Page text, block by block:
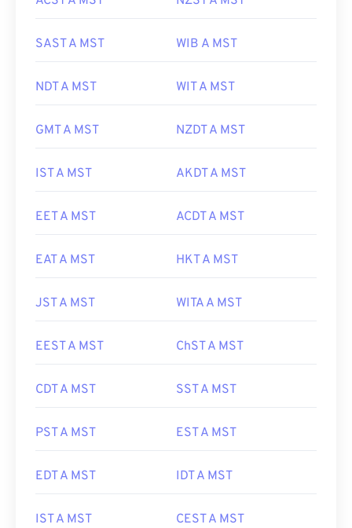
SAST A MST WIB A MST
NDT A MST WIT A MST
GMT A MST NZDT A MST
IST A MST AKDT A MST
EET A MST ACDT A MST
EAT A MST HKT A MST
JST A MST WITA A MST
EEST A MST ChST A MST
CDT A MST SST A MST
PST A MST EST A MST
EDT A MST IDT A MST
IST A MST CEST A MST